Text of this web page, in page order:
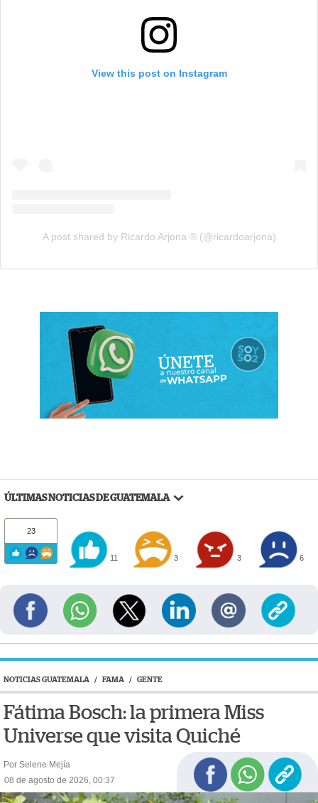
View this post on Instagram
A post shared by Ricardo Arjona ® (@ricardoarjona)
ÚLTIMAS NOTICIAS DE GUATEMALA
23
11 3 3 6
NOTICIAS GUATEMALA / FAMA / GENTE
Fátima Bosch: la primera Miss
Universe que visita Quiché
Por Selene Mejía
08 de agosto de 2026, 00:37